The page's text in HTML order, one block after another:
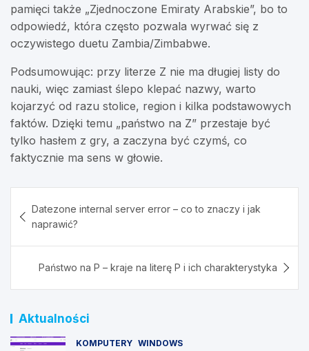
pamięci także „Zjednoczone Emiraty Arabskie”, bo to
odpowiedź, która często pozwala wyrwać się z
oczywistego duetu Zambia/Zimbabwe.
Podsumowując: przy literze Z nie ma długiej listy do
nauki, więc zamiast ślepo klepać nazwy, warto
kojarzyć od razu stolice, region i kilka podstawowych
faktów. Dzięki temu „państwo na Z” przestaje być
tylko hasłem z gry, a zaczyna być czymś, co
faktycznie ma sens w głowie.
wpisu
Datezone internal server error – co to znaczy i jak
naprawić?
Państwo na P – kraje na literę P i ich charakterystyka
Aktualności
KOMPUTERY WINDOWS